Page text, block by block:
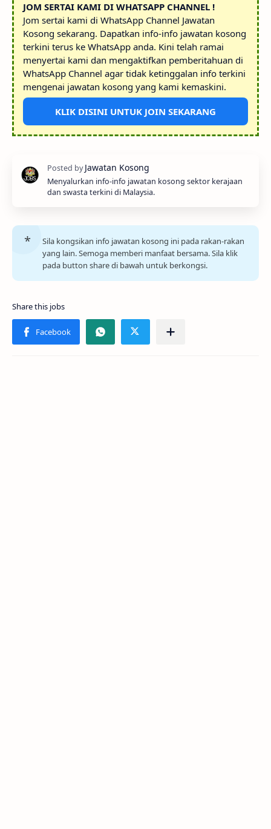
JOM SERTAI KAMI DI WHATSAPP CHANNEL !
Jom sertai kami di WhatsApp Channel Jawatan
Kosong sekarang. Dapatkan info-info jawatan kosong
terkini terus ke WhatsApp anda. Kini telah ramai
menyertai kami dan mengaktifkan pemberitahuan di
WhatsApp Channel agar tidak ketinggalan info terkini
mengenai jawatan kosong yang kami kemaskini.
KLIK DISINI UNTUK JOIN SEKARANG
Menyalurkan info-info jawatan kosong sektor kerajaan
dan swasta terkini di Malaysia.
Sila kongsikan info jawatan kosong ini pada rakan-rakan
yang lain. Semoga memberi manfaat bersama. Sila klik
pada button share di bawah untuk berkongsi.